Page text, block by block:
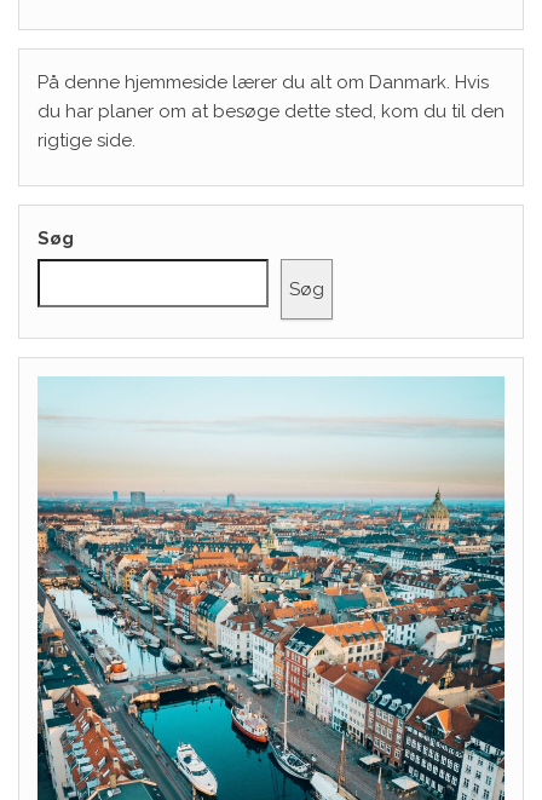
På denne hjemmeside lærer du alt om Danmark. Hvis
du har planer om at besøge dette sted, kom du til den
rigtige side.
Søg
Søg